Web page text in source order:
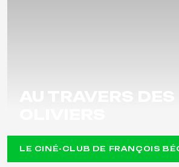
LE CINÉ-CLUB DE FRANÇOIS